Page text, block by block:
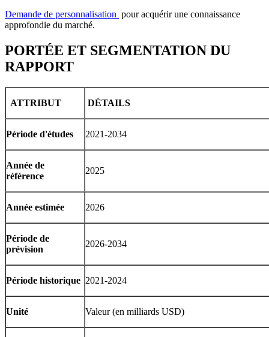
Demande de personnalisation pour acquérir une connaissance
approfondie du marché.
PORTÉE ET SEGMENTATION DU
RAPPORT
ATTRIBUT DÉTAILS
Période d'études 2021-2034
Année de
référence
2025
Année estimée 2026
Période de
prévision
2026-2034
Période historique 2021-2024
Unité Valeur (en milliards USD)